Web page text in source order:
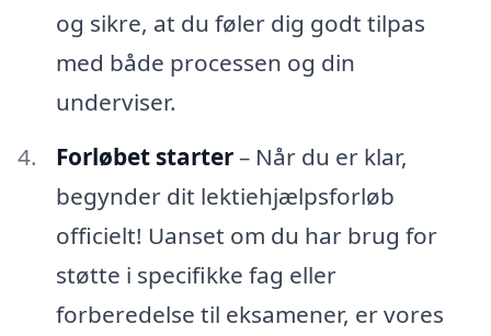
og sikre, at du føler dig godt tilpas
med både processen og din
underviser.
Forløbet starter– Når du er klar,
begynder dit lektiehjælpsforløb
officielt! Uanset om du har brug for
støtte i specifikke fag eller
forberedelse til eksamener, er vores